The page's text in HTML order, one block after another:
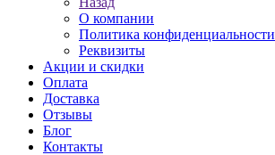
О компании
Политика конфиденциальности
Реквизиты
Акции и скидки
Оплата
Доставка
Отзывы
Блог
Контакты